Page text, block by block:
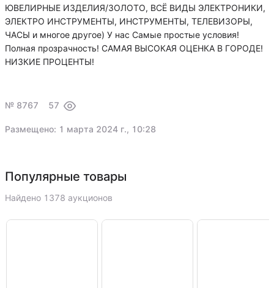
ЮВЕЛИРНЫЕ ИЗДЕЛИЯ/ЗОЛОТО, ВСЁ ВИДЫ ЭЛЕКТРОНИКИ,
ЭЛЕКТРО ИНСТРУМЕНТЫ, ИНСТРУМЕНТЫ, ТЕЛЕВИЗОРЫ,
ЧАСЫ и многое другое) У нас Самые простые условия!
Полная прозрачность! САМАЯ ВЫСОКАЯ ОЦЕНКА В ГОРОДЕ!
НИЗКИЕ ПРОЦЕНТЫ!
№ 8767 57
Размещено: 1 марта 2024 г., 10:28
Популярные товары
Найдено 1378 аукционов